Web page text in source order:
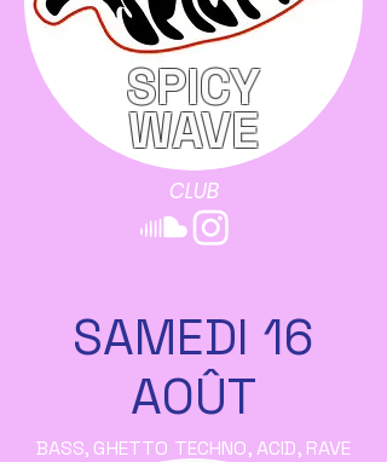
SPICY
WAVE
CLUB
SAMEDI 16
AOÛT
BASS, GHETTO TECHNO, ACID, RAVE